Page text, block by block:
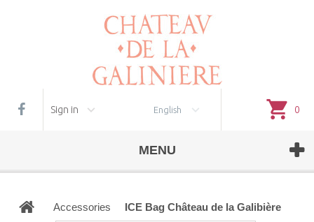
English 0
Sign in
MENU
Accessories ICE Bag Château de la Galibière